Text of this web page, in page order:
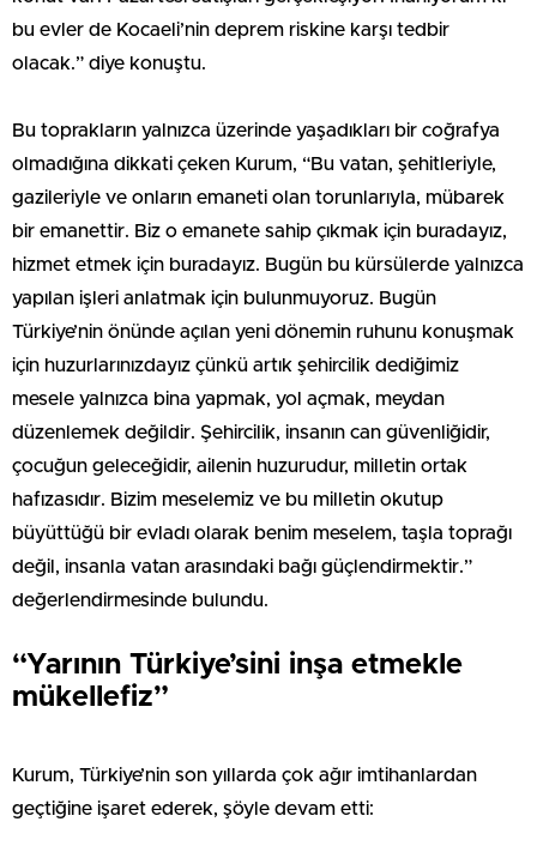
bu evler de Kocaeli’nin deprem riskine karşı tedbir
olacak.” diye konuştu.
Bu toprakların yalnızca üzerinde yaşadıkları bir coğrafya
olmadığına dikkati çeken Kurum, “Bu vatan, şehitleriyle,
gazileriyle ve onların emaneti olan torunlarıyla, mübarek
bir emanettir. Biz o emanete sahip çıkmak için buradayız,
hizmet etmek için buradayız. Bugün bu kürsülerde yalnızca
yapılan işleri anlatmak için bulunmuyoruz. Bugün
Türkiye’nin önünde açılan yeni dönemin ruhunu konuşmak
için huzurlarınızdayız çünkü artık şehircilik dediğimiz
mesele yalnızca bina yapmak, yol açmak, meydan
düzenlemek değildir. Şehircilik, insanın can güvenliğidir,
çocuğun geleceğidir, ailenin huzurudur, milletin ortak
hafızasıdır. Bizim meselemiz ve bu milletin okutup
büyüttüğü bir evladı olarak benim meselem, taşla toprağı
değil, insanla vatan arasındaki bağı güçlendirmektir.”
değerlendirmesinde bulundu.
“Yarının Türkiye’sini inşa etmekle
mükellefiz”
Kurum, Türkiye’nin son yıllarda çok ağır imtihanlardan
geçtiğine işaret ederek, şöyle devam etti: